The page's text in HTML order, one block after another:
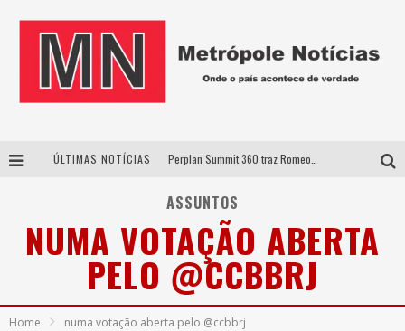
ÚLTIMAS NOTÍCIAS
Uberlândia recebe estreia nacional de espetáculo inspirado em episódio marcante da vida de Friedrich Nietzsche
Agosto Dourado: apoio, informação e acolhimento fortalecem o sucesso da amamentação
ASSUNTOS
NUMA VOTAÇÃO ABERTA
PELO @CCBBRJ
Home numa votação aberta pelo @ccbbrj